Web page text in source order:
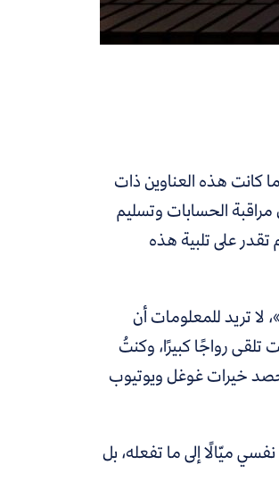
كانت هذه العناوين ذات
الحسابات وتسليم
تقدر على تلبية هذه
لا تريد للمعلومات أن
رواجًا كبيرًا، وكنتُ
خيرات غوغل ويوتيوب
ميّالًا إلى ما تفعله، بل